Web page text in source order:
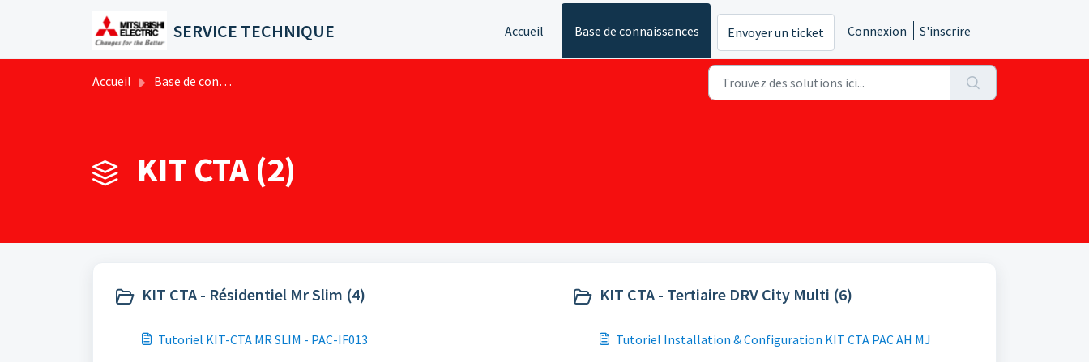
SERVICE TECHNIQUE Accueil Base de connaissances Envoyer un ticket Connexion S'inscrire
Accueil Base de connaissances
KIT CTA (2)
KIT CTA - Résidentiel Mr Slim (4)
Tutoriel KIT-CTA MR SLIM - PAC-IF013
KIT CTA - Tertiaire DRV City Multi (6)
Tutoriel Installation & Configuration KIT CTA PAC AH MJ